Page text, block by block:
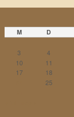
M D
3 4
10 11
17
18
25